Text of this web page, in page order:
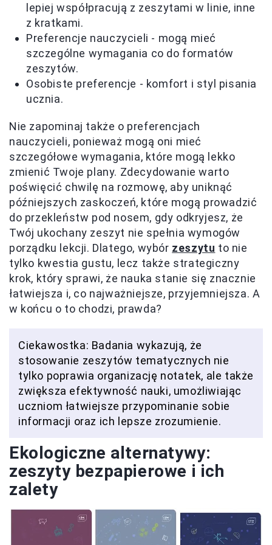
lepiej współpracują z zeszytami w linie, inne
z kratkami.
Preferencje nauczycieli - mogą mieć
szczególne wymagania co do formatów
zeszytów.
Osobiste preferencje - komfort i styl pisania
ucznia.
Nie zapominaj także o preferencjach
nauczycieli, ponieważ mogą oni mieć
szczegółowe wymagania, które mogą lekko
zmienić Twoje plany. Zdecydowanie warto
poświęcić chwilę na rozmowę, aby uniknąć
późniejszych zaskoczeń, które mogą prowadzić
do przekleństw pod nosem, gdy odkryjesz, że
Twój ukochany zeszyt nie spełnia wymogów
porządku lekcji. Dlatego, wybór zeszytu to nie
tylko kwestia gustu, lecz także strategiczny
krok, który sprawi, że nauka stanie się znacznie
łatwiejsza i, co najważniejsze, przyjemniejsza. A
w końcu o to chodzi, prawda?
Ciekawostka: Badania wykazują, że
stosowanie zeszytów tematycznych nie
tylko poprawia organizację notatek, ale także
zwiększa efektywność nauki, umożliwiając
uczniom łatwiejsze przypominanie sobie
informacji oraz ich lepsze zrozumienie.
Ekologiczne alternatywy:
zeszyty bezpapierowe i ich
zalety